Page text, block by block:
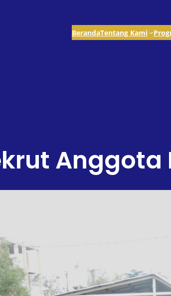
BerandaTentang Kami
Anggota